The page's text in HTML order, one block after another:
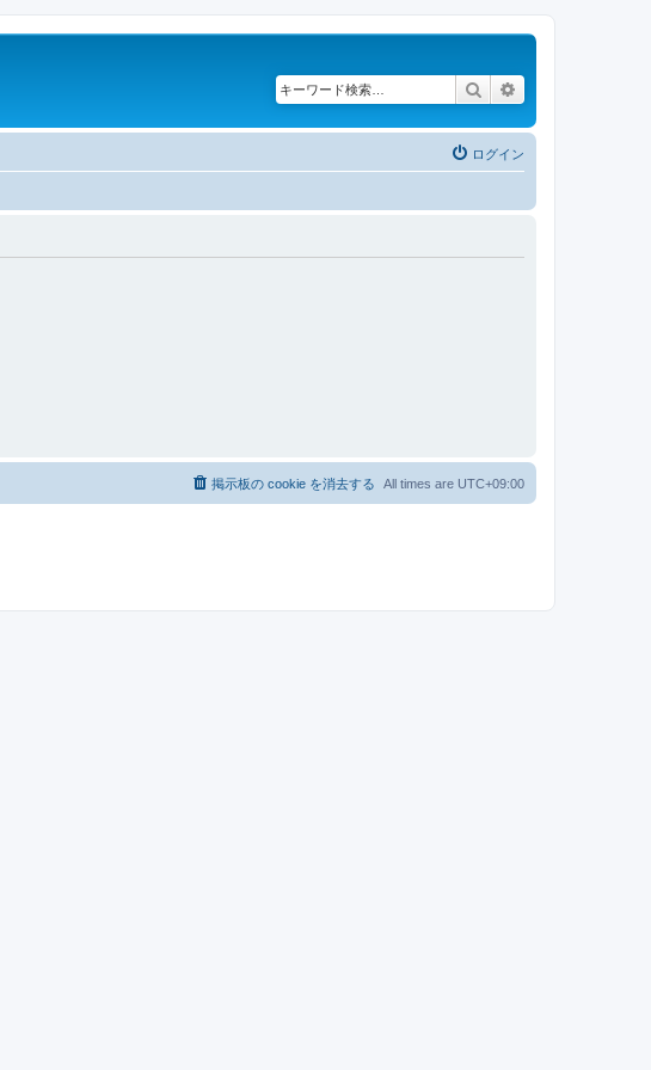
検索
ログイン
All times are UTC+09:00
掲示板の cookie を消去する